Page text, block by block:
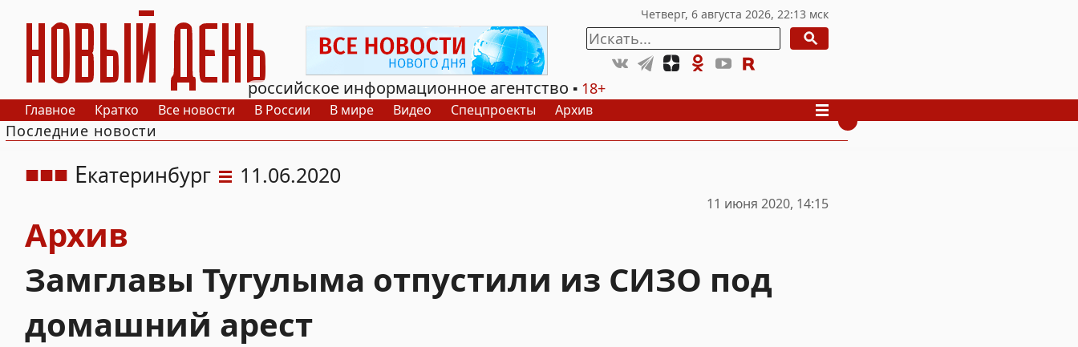
РИА Новый День
российское информационное агентство
18+
Главное Кратко Все новости В России В мире Видео Спецпроекты Архив
Последние новости
Екатеринбург 11.06.2020
11 июня 2020, 14:15
Архив
Замглавы Тугулыма отпустили из СИЗО под
домашний арест